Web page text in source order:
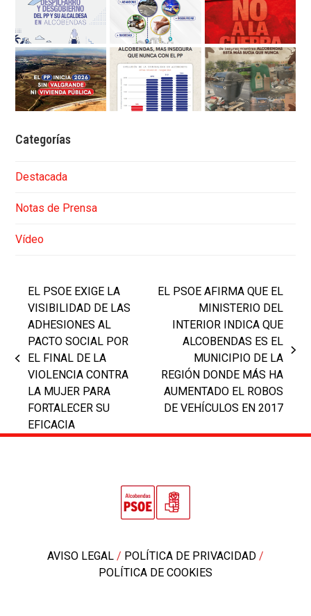
Categorías
Destacada
Notas de Prensa
Vídeo
previous
post:
EL PSOE EXIGE LA
VISIBILIDAD DE LAS
ADHESIONES AL
PACTO SOCIAL POR
EL FINAL DE LA
VIOLENCIA CONTRA
LA MUJER PARA
FORTALECER SU
EFICACIA
post:
EL PSOE AFIRMA QUE EL
MINISTERIO DEL
INTERIOR INDICA QUE
ALCOBENDAS ES EL
MUNICIPIO DE LA
REGIÓN DONDE MÁS HA
AUMENTADO EL ROBOS
DE VEHÍCULOS EN 2017
AVISO LEGAL / POLÍTICA DE PRIVACIDAD /
POLÍTICA DE COOKIES